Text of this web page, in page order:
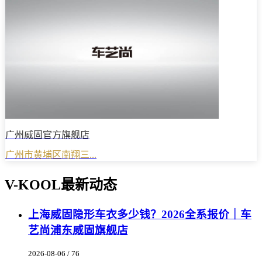
广州威固官方旗舰店
广州市黄埔区南翔三...
V-KOOL最新动态
上海威固隐形车衣多少钱？2026全系报价｜车
艺尚浦东威固旗舰店
2026-08-06 / 76